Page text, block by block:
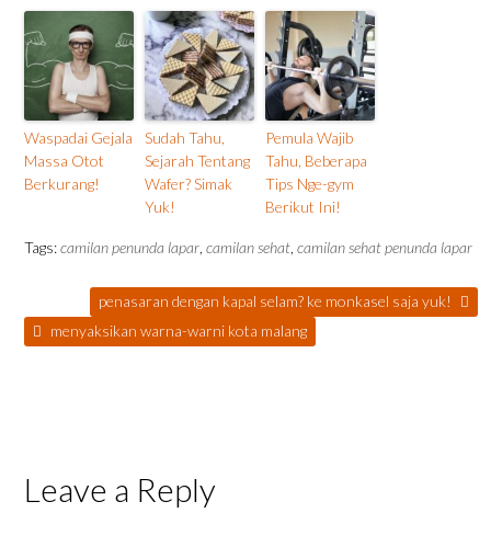
Waspadai Gejala
Massa Otot
Berkurang!
Sudah Tahu,
Sejarah Tentang
Wafer? Simak
Yuk!
Pemula Wajib
Tahu, Beberapa
Tips Nge-gym
Berikut Ini!
Tags:camilan penunda lapar, camilan sehat, camilan sehat penunda lapar
penasaran dengan kapal selam? ke monkasel saja yuk!
menyaksikan warna-warni kota malang
Leave a Reply